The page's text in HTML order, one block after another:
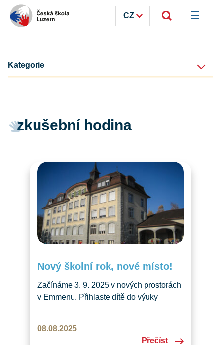
CZ
zkušební hodina
Nový školní rok, nové místo!
Začínáme 3. 9. 2025 v nových prostorách
v Emmenu. Přihlaste dítě do výuky
08.08.2025
Přečíst
Kategorie